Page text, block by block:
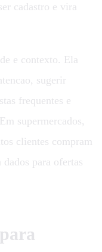
cadastro e vira
e contexto. Ela
sugerir
frequentes e
supermercados,
clientes compram
dados para ofertas